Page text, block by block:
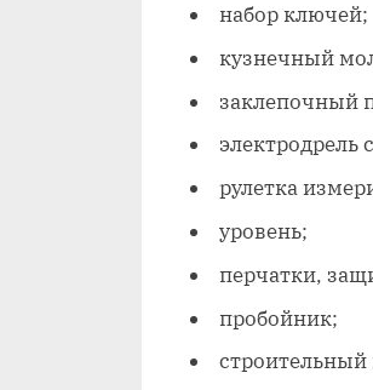
набор ключей;
кузнечный
заклепочный
электродрель
рулетка
уровень;
перчатки,
пробойник;